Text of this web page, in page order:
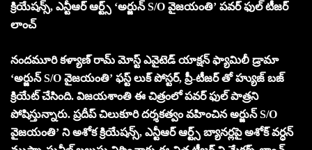
క్రియేషన్స్, ఎన్టీఆర్ ఆర్ట్స్ ‘అర్జున్ S/O వైజయంతి’ పవర్ ఫుల్ టీజర్
లాంచ్
నందమూరి కళ్యాణ్ రామ్ మోస్ట్ ఎవైటెడ్ యాక్షన్ ఫ్యామిలీ డ్రామా
‘అర్జున్ S/O వైజయంతి’ ఫస్ట్ లుక్ పోస్టర్, ప్రీ-టీజర్ తో హ్యుజ్ బజ్
క్రియేట్ చేసింది. విజయశాంతి ఈ చిత్రంలో పవర్ ఫుల్ పాత్రని
పోషిస్తున్నారు. ప్రదీప్ చిలుకూరి దర్శకత్వం వహించిన అర్జున్ S/O
వైజయంతి’ ని అశోక క్రియేషన్స్, ఎన్టీఆర్ ఆర్ట్స్ బ్యానర్లపై అశోక్ వర్ధన్